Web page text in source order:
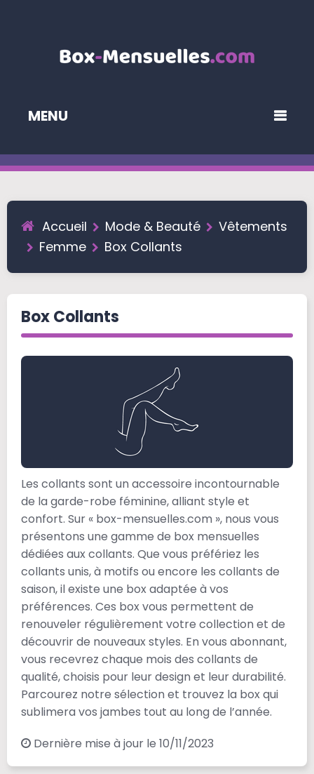
MENU
Accueil Mode & Beauté
Vêtements
Femme
Box Collants
Box Collants
Les collants sont un accessoire incontournable
de la garde-robe féminine, alliant style et
confort. Sur « box-mensuelles.com », nous vous
présentons une gamme de box mensuelles
dédiées aux collants. Que vous préfériez les
collants unis, à motifs ou encore les collants de
saison, il existe une box adaptée à vos
préférences. Ces box vous permettent de
renouveler régulièrement votre collection et de
découvrir de nouveaux styles. En vous abonnant,
vous recevrez chaque mois des collants de
qualité, choisis pour leur design et leur durabilité.
Parcourez notre sélection et trouvez la box qui
sublimera vos jambes tout au long de l’année.
Dernière mise à jour le 10/11/2023